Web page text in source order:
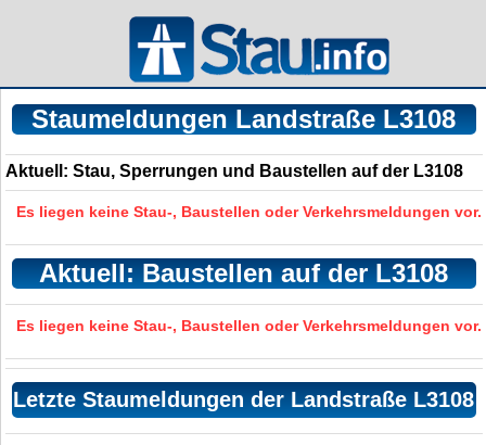
Staumeldungen Landstraße L3108
Aktuell: Stau, Sperrungen und Baustellen auf der L3108
Es liegen keine Stau-, Baustellen oder Verkehrsmeldungen vor.
Aktuell: Baustellen auf der L3108
Es liegen keine Stau-, Baustellen oder Verkehrsmeldungen vor.
Letzte Staumeldungen der Landstraße L3108